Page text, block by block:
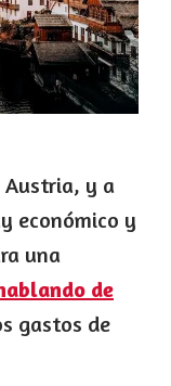
Austria, y a
económico y
una
de
gastos de